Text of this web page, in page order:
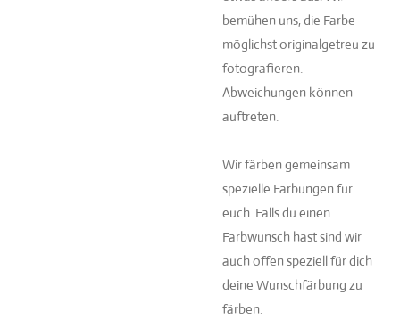
bemühen uns, die Farbe
möglichst originalgetreu zu
fotografieren.
Abweichungen können
auftreten.
Wir färben gemeinsam
spezielle Färbungen für
euch. Falls du einen
Farbwunsch hast sind wir
auch offen speziell für dich
deine Wunschfärbung zu
färben.